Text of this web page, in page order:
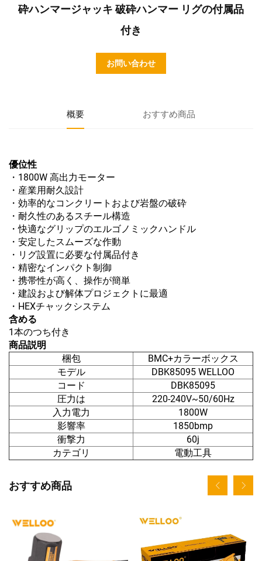
砕ハンマージャッキ 破砕ハンマー リグの付属品
付き
お問い合わせ
概要 おすすめ商品
優位性
・1800W 高出力モーター
・産業用耐久設計
・効率的なコンクリートおよび岩盤の破砕
・耐久性のあるスチール構造
・快適なグリップのエルゴノミックハンドル
・安定したスムーズな作動
・リグ設置に必要な付属品付き
・精密なインパクト制御
・携帯性が高く、操作が簡単
・建設および解体プロジェクトに最適
・HEXチャックシステム
含める
1本のつち付き
商品説明
梱包
BMC+カラーボックス
モデル
DBK85095 WELLOO
コード
DBK85095
圧力は
220-240V~50/60Hz
入力電力
1800W
影響率
1850bmp
衝撃力
60j
カテゴリ
電動工具
おすすめ商品